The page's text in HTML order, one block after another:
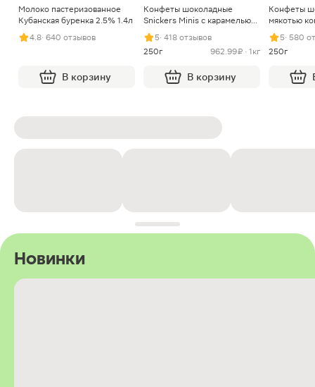
Молоко пастеризованное
Кубанская буренка 2.5% 1.4л
4.8· 640 отзывов
В корзину
Конфеты шоколадные
Snickers Minis с карамелью
арахисом и нугой
5· 418 отзывов
250г
962.99 ₽ · 1кг
В корзину
Конфеты
мякотью
5· 580
250г
Новинки